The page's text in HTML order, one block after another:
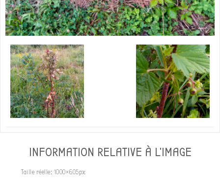
INFORMATION RELATIVE À L'IMAGE
Taille réelle: 1000×605px